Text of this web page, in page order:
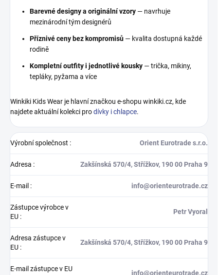
Barevné designy a originální vzory — navrhuje
mezinárodní tým designérů
Příznivé ceny bez kompromisů — kvalita dostupná každé
rodině
Kompletní outfity i jednotlivé kousky — trička, mikiny,
tepláky, pyžama a více
Winkiki Kids Wear je hlavní značkou e-shopu winkiki.cz, kde
najdete aktuální kolekci prodívky i chlapce.
Výrobní společnost : Orient Eurotrade s.r.o.
Adresa : Zakšínská 570/4, Střížkov, 190 00 Praha 9
E-mail : info@orienteurotrade.cz
Zástupce výrobce v
EU :
Petr Vyoral
Adresa zástupce v
EU :
Zakšínská 570/4, Střížkov, 190 00 Praha 9
E-mail zástupce v EU
info@orienteurotrade.cz